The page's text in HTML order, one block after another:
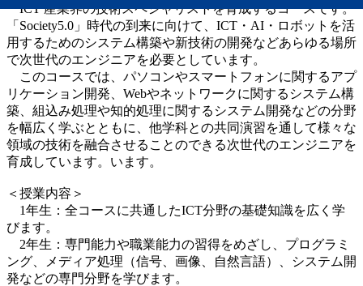
ICT 産業界の技術スペシャリストを育成するコースです。
「Society5.0」時代の到来に向けて、ICT・AI・ロボットを活
用するためのシステム構築や新技術の開発などあらゆる場所
で次世代のエンジニアを必要としています。
このコースでは、パソコンやスマートフォンに関するアプ
リケーション開発、Webやネットワークに関するシステム構
築、組込み処理や知的処理に関するシステム開発などの分野
を幅広く学ぶとともに、他学科との共同演習を通して様々な
領域の技術を融合させることのできる次世代のエンジニアを
育成しています。います。
＜授業内容＞
1年生：全コースに共通したICT分野の基礎知識を広く学
びます。
2年生：専門能力や職業能力の習得をめざし、プログラミ
ング、メディア処理（信号、画像、自然言語）、システム開
発などの専門分野を学びます。